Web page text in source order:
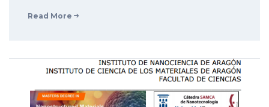
Read More